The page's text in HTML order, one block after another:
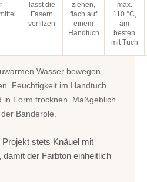
lässt die
Fasern
verfilzen
ziehen,
flach auf
einem
Handtuch
max.
110 °C,
am
besten
mit Tuch
Wasser bewegen,
Feuchtigkeit im Handtuch
in Form trocknen. Maßgeblich
Banderole.
Projekt stets Knäuel mit
der Farbton einheitlich